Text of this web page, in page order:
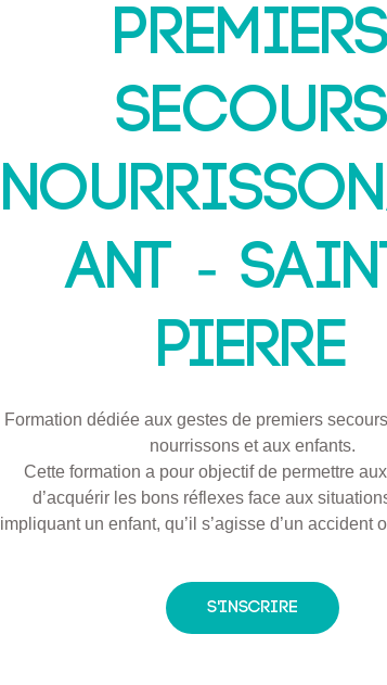
secours
ant -
PIERRE
Formation dédiée aux gestes de premiers
nourrissons et aux enfants.
Cette formation a pour objectif de permettre
d’acquérir les bons réflexes face aux
impliquant un enfant, qu’il s’agisse d’un accident
S'inscrire